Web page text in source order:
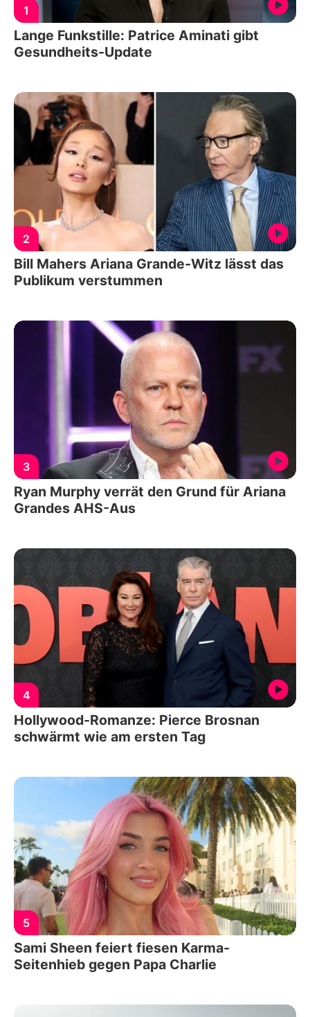
1
Lange Funkstille: Patrice Aminati gibt
Gesundheits-Update
2
Bill Mahers Ariana Grande-Witz lässt das
Publikum verstummen
3
Ryan Murphy verrät den Grund für Ariana
Grandes AHS-Aus
4
Hollywood-Romanze: Pierce Brosnan
schwärmt wie am ersten Tag
5
Sami Sheen feiert fiesen Karma-
Seitenhieb gegen Papa Charlie